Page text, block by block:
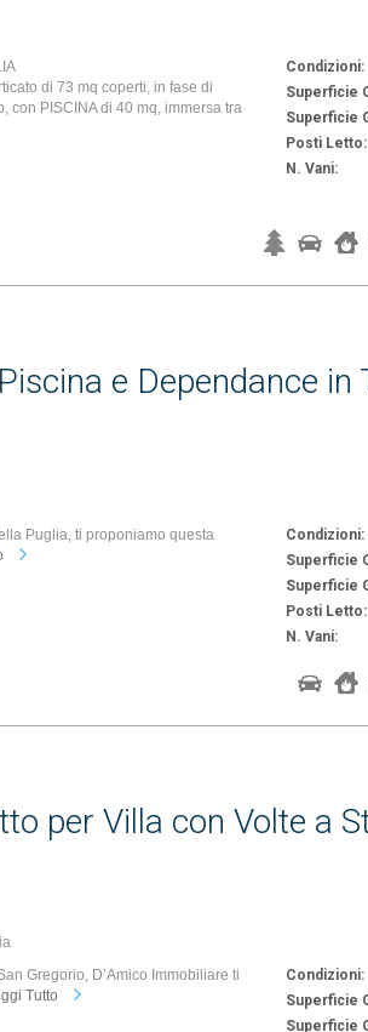
di 73 mq coperti, in fase di
con PISCINA di 40 mq, immersa tra
Condizioni:
Superficie
Superficie
Posti Letto:
N. Vani:
e Dependance in
Puglia, ti proponiamo questa
Condizioni:
Superficie
Superficie
Posti Letto:
N. Vani:
per Villa con Volte a
Gregorio, D’Amico Immobiliare ti
Tutto
Condizioni:
Superficie
Superficie